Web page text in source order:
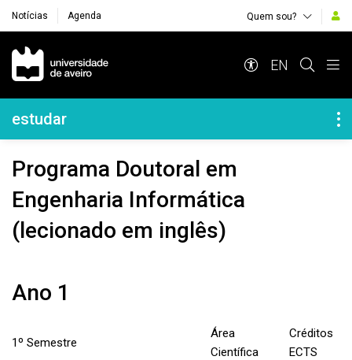
Notícias Agenda Quem sou?
Navegação Principal
EN
Navegação Lateral
estudar
Programa Doutoral em
Engenharia Informática
(lecionado em inglês)
Ano 1
1º Semestre
Área
Científica
Créditos
ECTS